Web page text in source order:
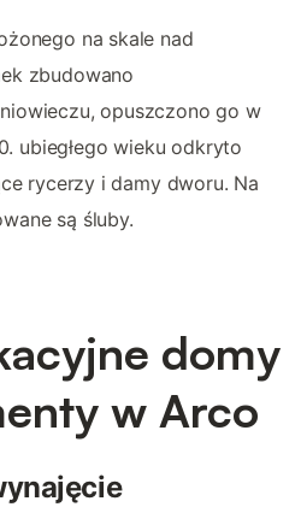
na skale nad
zbudowano
opuszczono go w
ubiegłego wieku odkryto
rycerzy i damy dworu. Na
są śluby.
domy
w Arco